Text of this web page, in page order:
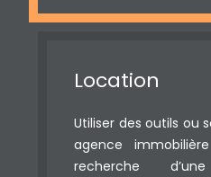
Location
Utiliser des outils ou
agence
recherche